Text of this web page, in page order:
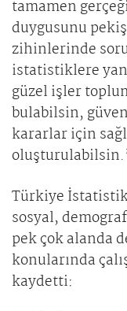
tamamen
duygusunu
zihinlerinde
istatistiklere
güzel işler
bulabilsin,
kararlar için
Türkiye
sosyal,
pek çok alanda
konularında
kaydetti: